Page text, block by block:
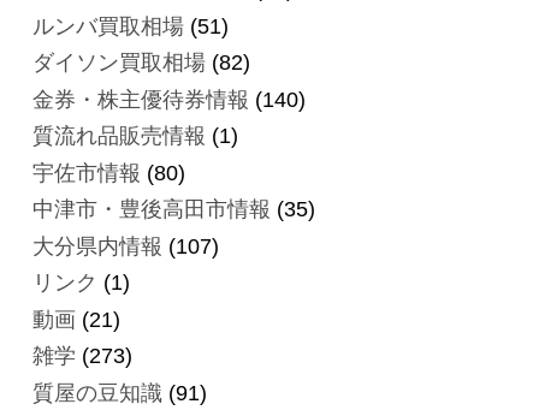
ルンバ買取相場(51)
ダイソン買取相場(82)
金券・株主優待券情報 (140)
質流れ品販売情報 (1)
宇佐市情報 (80)
中津市・豊後高田市情報 (35)
大分県内情報 (107)
リンク (1)
動画(21)
雑学 (273)
質屋の豆知識(91)